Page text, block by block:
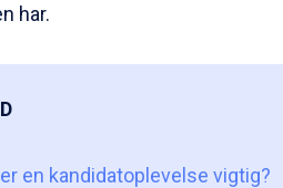
har.
en kandidatoplevelse vigtig?